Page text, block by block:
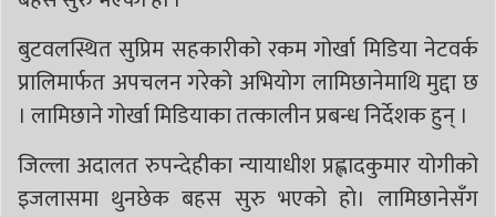
बुटवलस्थित सुप्रिम सहकारीको रकम गोर्खा मिडिया नेटवर्क
प्रालिमार्फत अपचलन गरेको अभियोग लामिछानेमाथि मुद्दा छ
। लामिछाने गोर्खा मिडियाका तत्कालीन प्रबन्ध निर्देशक हुन् ।
जिल्ला अदालत रुपन्देहीका न्यायाधीश प्रह्लादकुमार योगीको
इजलासमा थुनछेक बहस सुरु भएको हाे। लामिछानेसँग